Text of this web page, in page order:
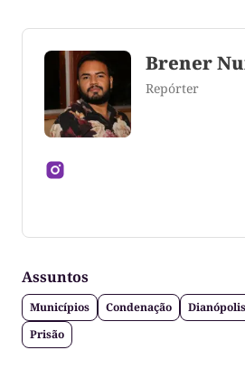
Brener
Repórter
Tocantins
Assuntos
Municípios Condenação Dianópolis
Prisão